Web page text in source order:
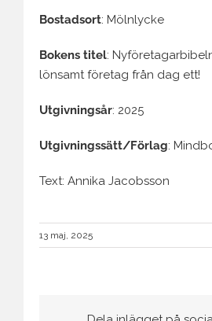
Bostadsort: Mölnlycke
Bokens titel:
lönsamt företag från dag ett!
Utgivningsår: 2025
Utgivningssätt/Förlag:
Text: Annika Jacobsson
13 maj, 2025